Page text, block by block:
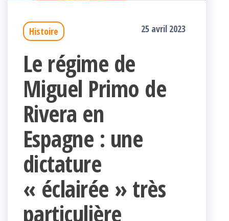
Histoire 25 avril 2023
Le régime de
Miguel Primo de
Rivera en
Espagne : une
dictature
« éclairée » très
particulière